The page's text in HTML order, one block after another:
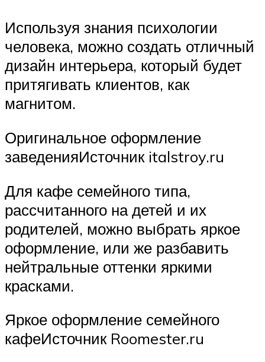
Используя знания психологии
человека, можно создать отличный
дизайн интерьера, который будет
притягивать клиентов, как
магнитом.
Оригинальное оформление
заведенияИсточник italstroy.ru
Для кафе семейного типа,
рассчитанного на детей и их
родителей, можно выбрать яркое
оформление, или же разбавить
нейтральные оттенки яркими
красками.
Яркое оформление семейного
кафеИсточник Roomester.ru